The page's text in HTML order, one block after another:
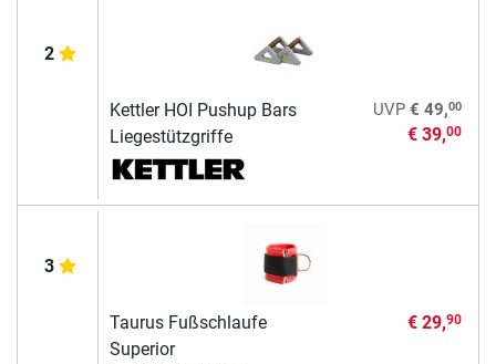
2
Kettler HOI Pushup Bars
Liegestützgriffe
UVP € 49,00
€ 39,00
3
Taurus Fußschlaufe
Superior
€ 29,90